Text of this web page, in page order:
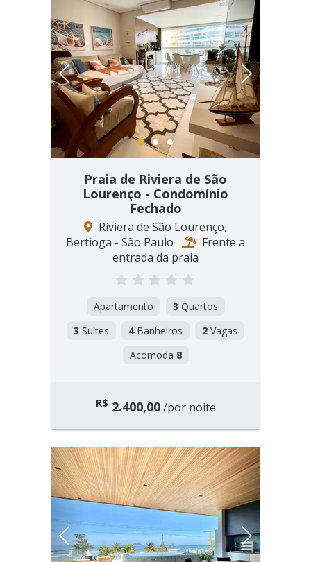
Previous Next
1 2 3
Praia de Riviera de São
Lourenço - Condomínio
Fechado
Riviera de São Lourenço,
Bertioga - São Paulo
Frente a
entrada da praia
Apartamento 3 Quartos
3 Suítes 4Banheiros 2 Vagas
Acomoda 8
R$ 2.400,00/por noite
Previous Next